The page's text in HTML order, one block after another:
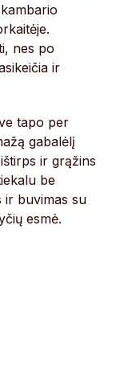
nes po
ir
tapo per
gabalėlį
ir grąžins
be
ir buvimas su
esmė.